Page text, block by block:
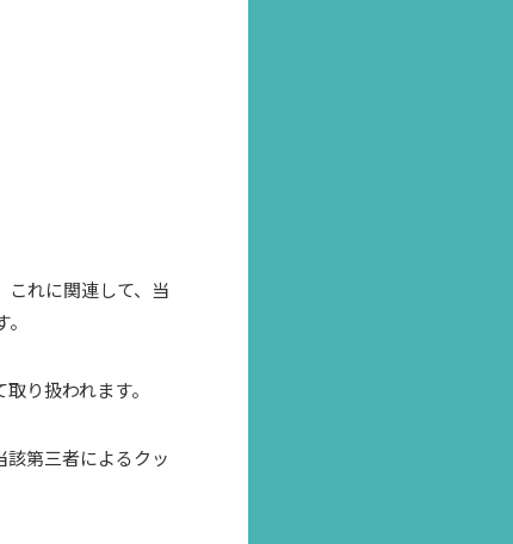
れに関連して、当
り扱われます。
第三者によるクッ